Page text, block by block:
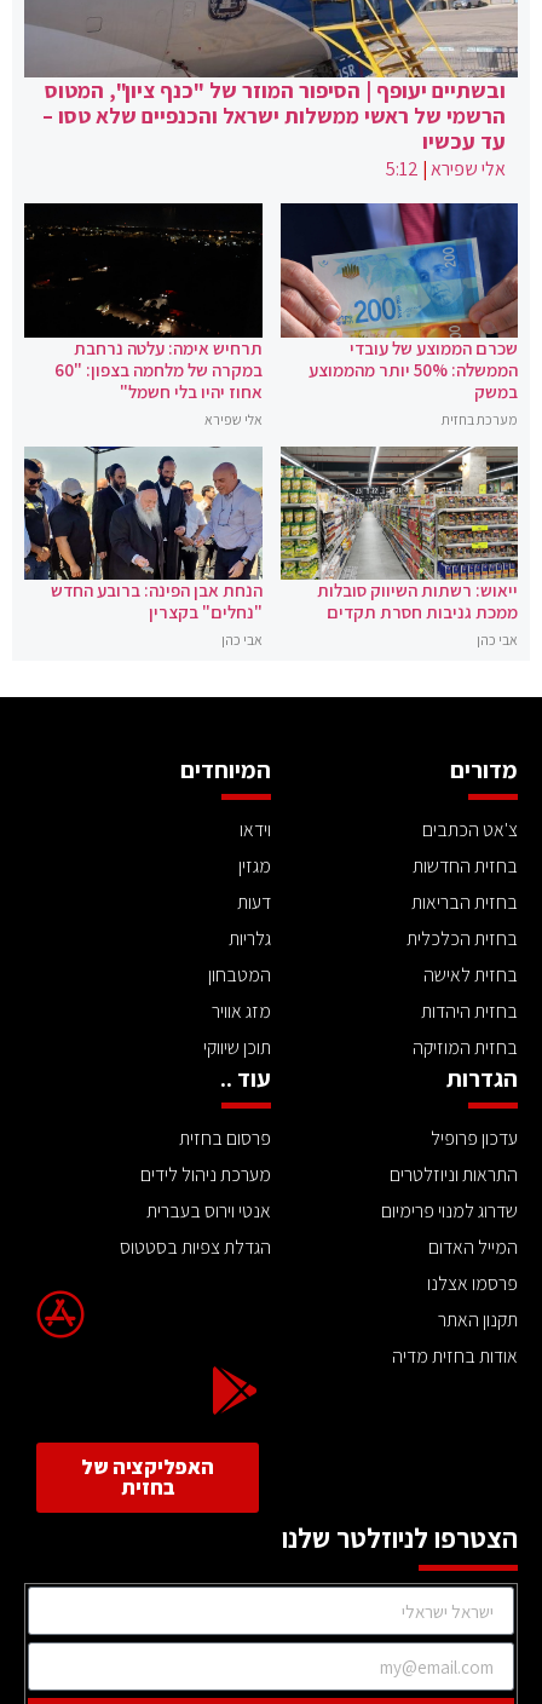
ובשתיים יעופף | הסיפור המוזר של "כנף ציון", המטוס
הרשמי של ראשי ממשלות ישראל והכנפיים שלא טסו –
עד עכשיו
אלי שפירא|
5:12
שכרם הממוצע של עובדי
הממשלה: 50% יותר מהממוצע
במשק
מערכת בחזית
תרחיש אימה: עלטה נרחבת
במקרה של מלחמה בצפון: "60
אחוז יהיו בלי חשמל"
אלי שפירא
ייאוש: רשתות השיווק סובלות
ממכת גניבות חסרת תקדים
אבי כהן
הנחת אבן הפינה: ברובע החדש
"נחלים" בקצרין
אבי כהן
מדורים
צ'אט הכתבים
בחזית החדשות
בחזית הבריאות
בחזית הכלכלית
בחזית לאישה
בחזית היהדות
בחזית המוזיקה
המיוחדים
וידאו
מגזין
דעות
גלריות
המטבחון
מזג אוויר
תוכן שיווקי
הגדרות
עדכון פרופיל
התראות וניוזלטרים
שדרוג למנוי פרימיום
המייל האדום
פרסמו אצלנו
תקנון האתר
אודות בחזית מדיה
עוד ..
פרסום בחזית
מערכת ניהול לידים
אנטי וירוס בעברית
הגדלת צפיות בסטטוס
האפליקציה של
בחזית
הצטרפו לניוזלטר שלנו